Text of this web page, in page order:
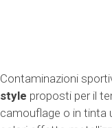
Contaminazioni
style proposti per il
camouflage o in tinta